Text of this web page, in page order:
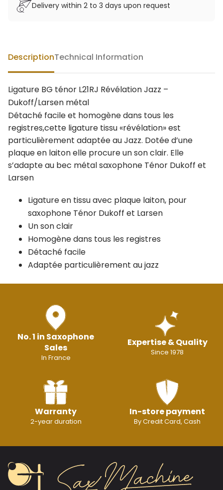
Delivery within 2 to 3 days upon request
DescriptionTechnical Information
Ligature BG ténor L21RJ Révélation Jazz –
Dukoff/Larsen métal
Détaché facile et homogène dans tous les
registres,cette ligature tissu «révélation» est
particulièrement adaptée au Jazz. Dotée d’une
plaque en laiton elle procure un son clair. Elle
s’adapte au bec métal saxophone Ténor Dukoff et
Larsen
Ligature en tissu avec plaque laiton, pour
saxophone Ténor Dukoff et Larsen
Un son clair
Homogène dans tous les registres
Détaché facile
Adaptée particulièrement au jazz
No. 1 in Saxophone
Sales
In France
Expertise & Quality
Since 1978
Warranty
2-year duration
In-store payment
By Credit Card, Cash